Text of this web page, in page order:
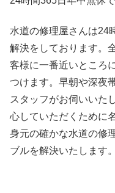
水道の修理屋さんは24
解決をしております。
客様に一番近いところ
つけます。早朝や深夜
スタッフがお伺いいた
心していただくために
身元の確かな水道の修
ブルを解決いたします。